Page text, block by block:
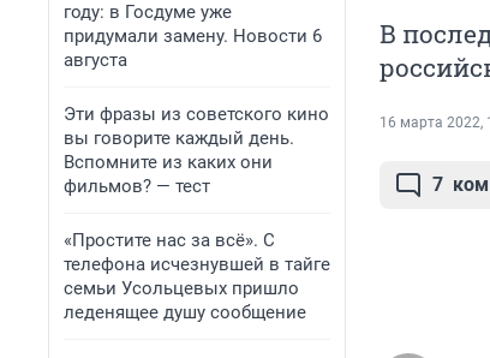
году: в Госдуме уже
придумали замену. Новости 6
августа
Эти фразы из советского кино
вы говорите каждый день.
Вспомните из каких они
фильмов? — тест
«Простите нас за всё». С
телефона исчезнувшей в тайге
семьи Усольцевых пришло
леденящее душу сообщение
В
16 марта 2022,
7